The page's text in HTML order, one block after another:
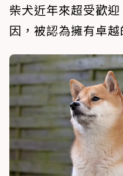
柴犬近年來超受歡
因，被認為擁有卓越